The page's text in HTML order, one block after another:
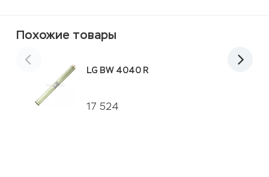
Похожие товары
17 524
LG BW 4040 R